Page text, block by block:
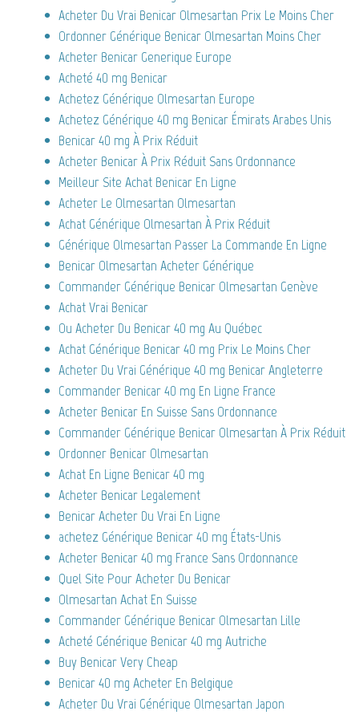
Acheter Du Vrai Benicar Olmesartan Prix Le Moins Cher
Ordonner Générique Benicar Olmesartan Moins Cher
Acheter Benicar Generique Europe
Acheté 40 mg Benicar
Achetez Générique Olmesartan Europe
Achetez Générique 40 mg Benicar Émirats Arabes Unis
Benicar 40 mg À Prix Réduit
Acheter Benicar À Prix Réduit Sans Ordonnance
Meilleur Site Achat Benicar En Ligne
Acheter Le Olmesartan Olmesartan
Achat Générique Olmesartan À Prix Réduit
Générique Olmesartan Passer La Commande En Ligne
Benicar Olmesartan Acheter Générique
Commander Générique Benicar Olmesartan Genève
Achat Vrai Benicar
Ou Acheter Du Benicar 40 mg Au Québec
Achat Générique Benicar 40 mg Prix Le Moins Cher
Acheter Du Vrai Générique 40 mg Benicar Angleterre
Commander Benicar 40 mg En Ligne France
Acheter Benicar En Suisse Sans Ordonnance
Commander Générique Benicar Olmesartan À Prix Réduit
Ordonner Benicar Olmesartan
Achat En Ligne Benicar 40 mg
Acheter Benicar Legalement
Benicar Acheter Du Vrai En Ligne
achetez Générique Benicar 40 mg États-Unis
Acheter Benicar 40 mg France Sans Ordonnance
Quel Site Pour Acheter Du Benicar
Olmesartan Achat En Suisse
Commander Générique Benicar Olmesartan Lille
Acheté Générique Benicar 40 mg Autriche
Buy Benicar Very Cheap
Benicar 40 mg Acheter En Belgique
Acheter Du Vrai Générique Olmesartan Japon